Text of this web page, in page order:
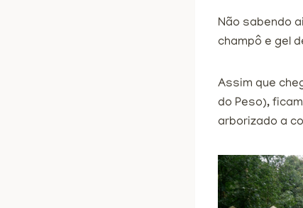
Não sabendo
champô e gel
Assim que
do Peso),
arborizado a